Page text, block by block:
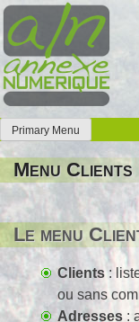
Skip
to
content
Annexe Numérique
Faites l'expérience
Primary Menu
Menu Clients
Le menu
Clients:
ou sans
Adresses :